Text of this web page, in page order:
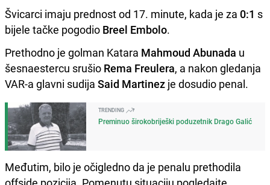
Švicarci imaju prednost od 17. minute, kada je za 0:1 s
bijele tačke pogodio Breel Embolo.
Prethodno je golman Katara Mahmoud Abunada u
šesnaestercu srušio Rema Freulera, a nakon gledanja
VAR-a glavni sudija Said Martinez je dosudio penal.
TRENDING
Preminuo širokobriješki poduzetnik Drago Galić
Međutim, bilo je očigledno da je penalu prethodila